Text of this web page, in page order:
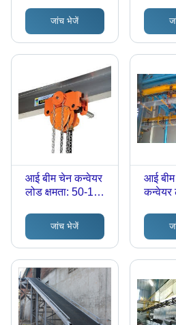
जांच भेजें
आई बीम चेन कन्वेयर
लोड क्षमता: 50-100
जांच भेजें
आई
कन्वेयर
(किग्रा)